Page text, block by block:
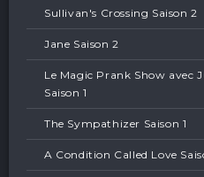
Sullivan's Crossing Saison 2
Jane Saison 2
Le Magic Prank Show avec
Saison 1
The Sympathizer Saison 1
A Condition Called Love